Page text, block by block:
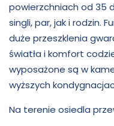
powierzchniach od 35
singli, par, jak i rodzin.
duże przeszklenia
światła i komfort
wyposażone są w
wyższych
Na terenie osiedla